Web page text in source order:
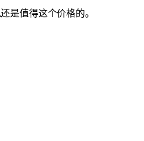
是值得这个价格的。